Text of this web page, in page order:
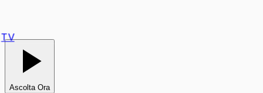
Ascolta Ora